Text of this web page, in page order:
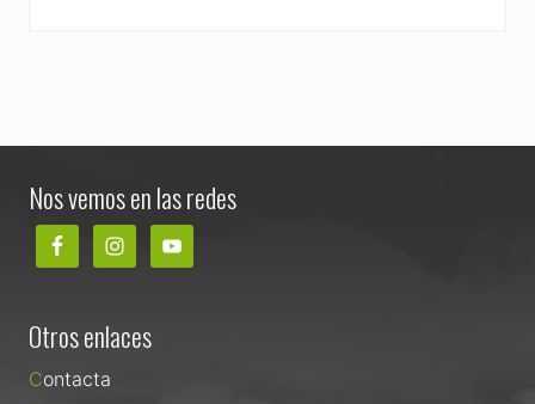
Nos vemos en las redes
Otros enlaces
Contacta